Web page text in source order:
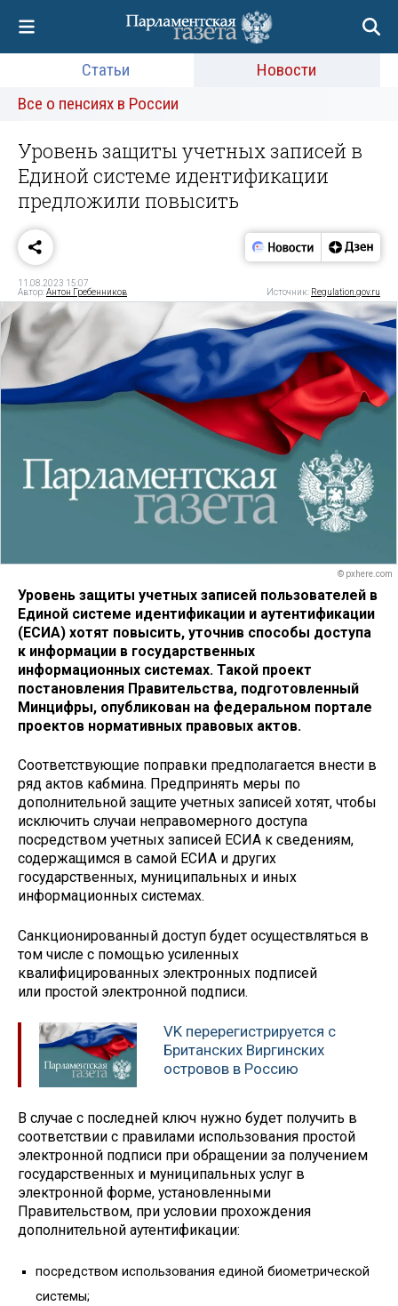
Статьи
Новости
Все о пенсиях в России
Уровень защиты учетных записей в
Единой системе идентификации
предложили повысить
11.08.2023 15:07
Автор:Антон Гребенников Источник: Regulation.gov.ru
© pxhere.com
Уровень защиты учетных записей пользователей в
Единой системе идентификации и аутентификации
(ЕСИА) хотят повысить, уточнив способы доступа
к информации в государственных
информационных системах. Такой проект
постановления Правительства, подготовленный
Минцифры, опубликован на федеральном портале
проектов нормативных правовых актов.
Соответствующие поправки предполагается внести в
ряд актов кабмина. Предпринять меры по
дополнительной защите учетных записей хотят, чтобы
исключить случаи неправомерного доступа
посредством учетных записей ЕСИА к сведениям,
содержащимся в самой ЕСИА и других
государственных, муниципальных и иных
информационных системах.
Санкционированный доступ будет осуществляться в
том числе с помощью усиленных
квалифицированных электронных подписей
или простой электронной подписи.
VK перерегистрируется с
Британских Виргинских
островов в Россию
В случае с последней ключ нужно будет получить в
соответствии с правилами использования простой
электронной подписи при обращении за получением
государственных и муниципальных услуг в
электронной форме, установленными
Правительством, при условии прохождения
дополнительной аутентификации:
посредством использования единой биометрической
системы;